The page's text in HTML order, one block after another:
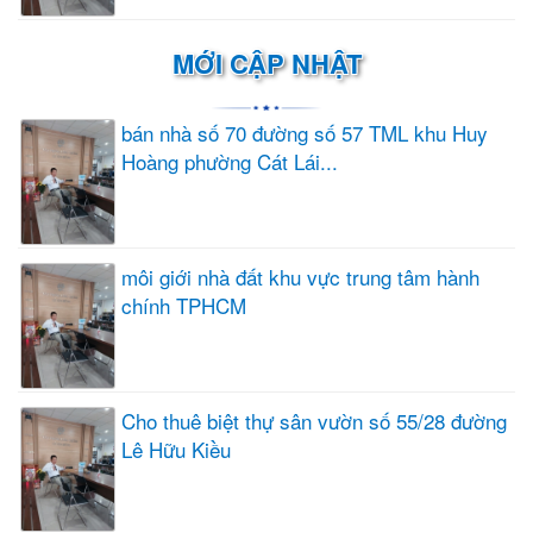
MỚI CẬP NHẬT
bán nhà số 70 đường số 57 TML khu Huy
Hoàng phường Cát Lái...
môi giới nhà đất khu vực trung tâm hành
chính TPHCM
Cho thuê biệt thự sân vườn số 55/28 đường
Lê Hữu Kiều